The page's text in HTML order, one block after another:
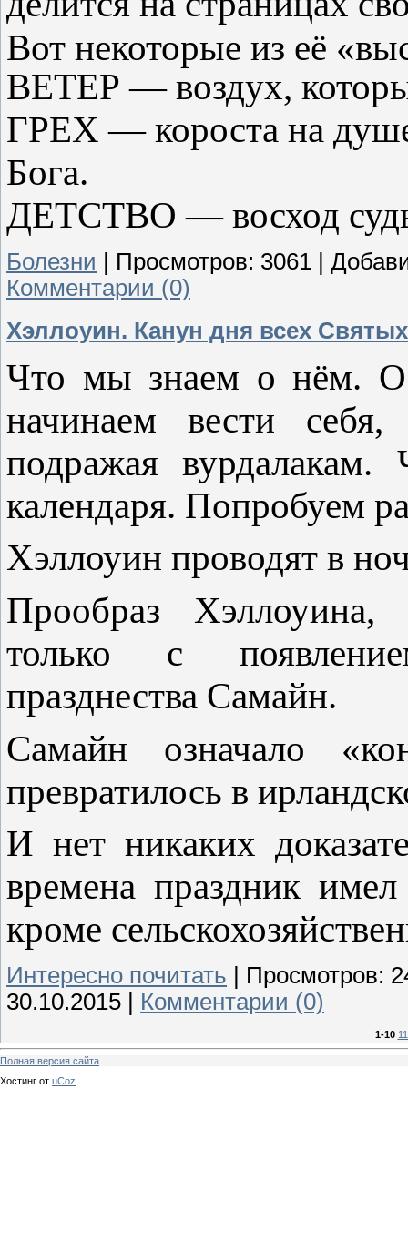
Вот некоторые из её
ВЕТЕР — воздух,
ГРЕХ — короста на
Бога.
ДЕТСТВО — восход
Болезни Просмотров: 3061
Комментарии (0)
Хэллоуин. Канун дня всех Святых
Что мы знаем о нём. О
начинаем вести
подражая
календаря. Попробуем
Хэллоуин проводят в
Прообраз Хэллоуина,
только с
празднества Самайн.
Самайн означало
превратилось в
И нет никаких
времена праздник
кроме
Интересно почитать Просмотров:
30.10.2015
Комментарии (0)
1-10
Полная версия сайта
Хостинг от uCoz